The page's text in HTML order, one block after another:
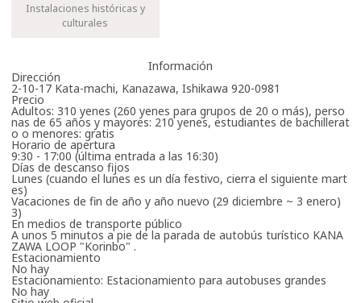
Instalaciones históricas y
culturales
Información
Dirección
2-10-17 Kata-machi, Kanazawa, Ishikawa 920-0981
Precio
Adultos: 310 yenes (260 yenes para grupos de 20 o más), perso
nas de 65 años y mayores: 210 yenes, estudiantes de bachillerat
o o menores: gratis
Horario de apertura
9:30 - 17:00 (última entrada a las 16:30)
Días de descanso fijos
Lunes (cuando el lunes es un día festivo, cierra el siguiente mart
es)
Vacaciones de fin de año y año nuevo (29 diciembre ~ 3 enero)
3)
En medios de transporte público
A unos 5 minutos a pie de la parada de autobús turístico KANA
ZAWA LOOP "Korinbo" .
Estacionamiento
No hay
Estacionamiento: Estacionamiento para autobuses grandes
No hay